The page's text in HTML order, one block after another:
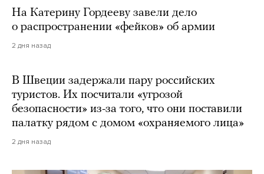
На Катерину Гордееву завели дело
о распространении «фейков» об армии
2 дня назад
В Швеции задержали пару российских
туристов. Их посчитали «угрозой
безопасности» из-за того, что они поставили
палатку рядом с домом «охраняемого лица»
2 дня назад